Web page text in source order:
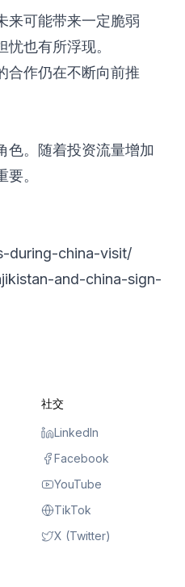
来可能带来一定脆弱
也有所浮现。
合作仍在不断向前推
色。随着投资流量增加
。
during-china-visit/
and-china-sign-
社交
LinkedIn
Facebook
YouTube
TikTok
X (Twitter)